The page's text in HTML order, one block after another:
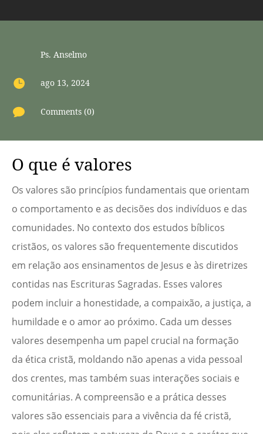
Ps. Anselmo
 ago 13, 2024
 Comments (0)
O que é valores
Os valores são princípios fundamentais que orientam
o comportamento e as decisões dos indivíduos e das
comunidades. No contexto dos estudos bíblicos
cristãos, os valores são frequentemente discutidos
em relação aos ensinamentos de Jesus e às diretrizes
contidas nas Escrituras Sagradas. Esses valores
podem incluir a honestidade, a compaixão, a justiça, a
humildade e o amor ao próximo. Cada um desses
valores desempenha um papel crucial na formação
da ética cristã, moldando não apenas a vida pessoal
dos crentes, mas também suas interações sociais e
comunitárias. A compreensão e a prática desses
valores são essenciais para a vivência da fé cristã,